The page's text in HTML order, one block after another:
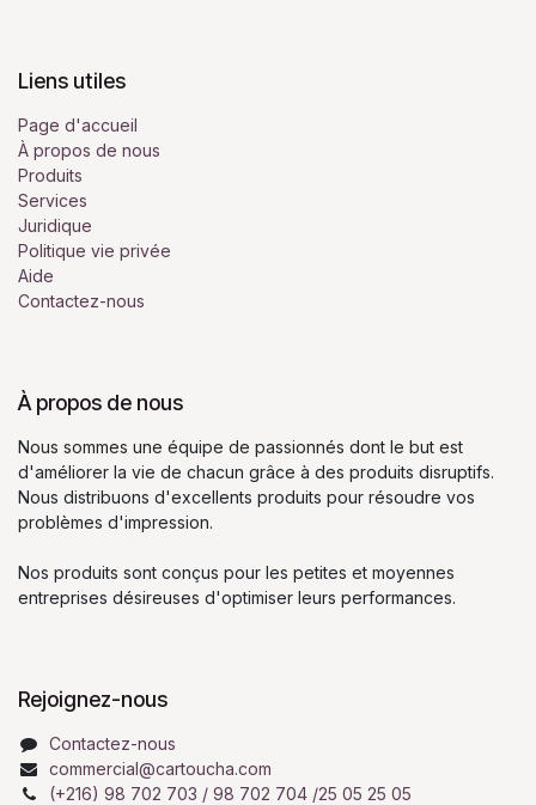
Liens utiles
Page d'accueil
À propos de nous
Produits
Services
Juridique
Politique vie privée
Aide
Contactez-nous
À propos de nous
Nous sommes une équipe de passionnés dont le but est
d'améliorer la vie de chacun grâce à des produits disruptifs.
Nous distribuons d'excellents produits pour résoudre vos
problèmes d'impression.
Nos produits sont conçus pour les petites et moyennes
entreprises désireuses d'optimiser leurs performances.
Rejoignez-nous
Contactez-nous
commercial@cartoucha.com
(+216) 98 702 703 / 98 702 704 /25 05 25 05